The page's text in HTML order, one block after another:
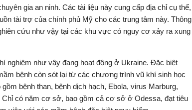
gia an ninh. Các tài liệu này cung cấp địa chỉ cụ thể,
tài trợ của chính phủ Mỹ cho các trung tâm này. Thông
cứu như vậy tại các khu vực có nguy cơ xảy ra xung
nghiệm như vậy đang hoạt động ở Ukraine. Đặc biệt
bệnh còn sót lại từ các chương trình vũ khí sinh học
bệnh than, bệnh dịch hạch, Ebola, virus Marburg,
có năm cơ sở, bao gồm cả cơ sở ở Odessa, đạt tiêu